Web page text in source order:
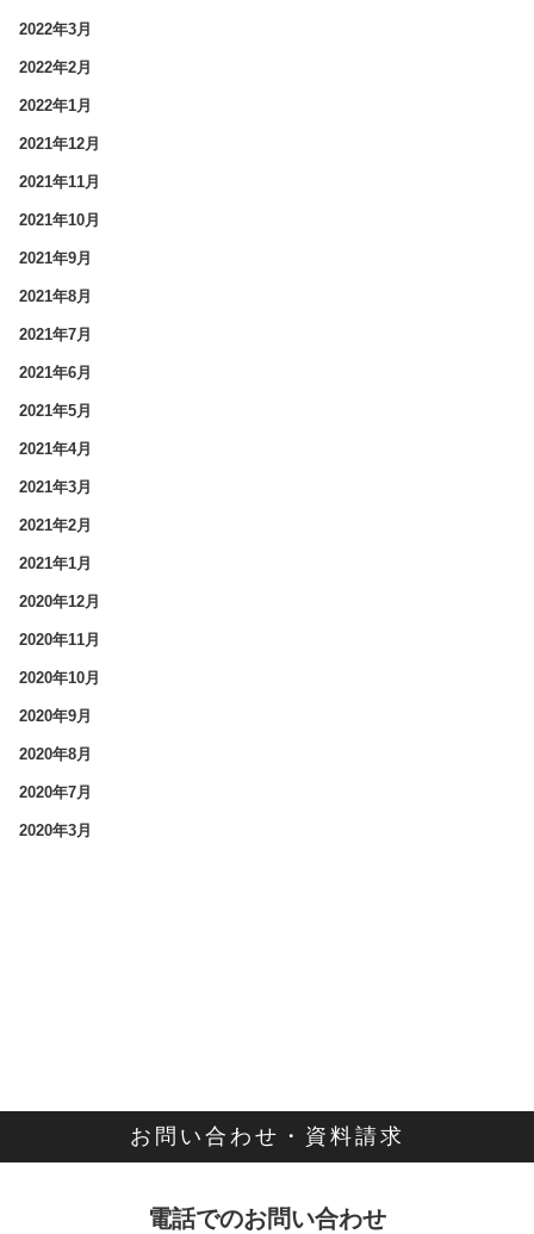
2022年3月
2022年2月
2022年1月
2021年12月
2021年11月
2021年10月
2021年9月
2021年8月
2021年7月
2021年6月
2021年5月
2021年4月
2021年3月
2021年2月
2021年1月
2020年12月
2020年11月
2020年10月
2020年9月
2020年8月
2020年7月
2020年3月
お問い合わせ・資料請求
電話でのお問い合わせ